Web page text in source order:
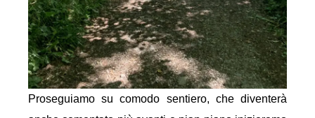
Proseguiamo su comodo sentiero, che diventerà